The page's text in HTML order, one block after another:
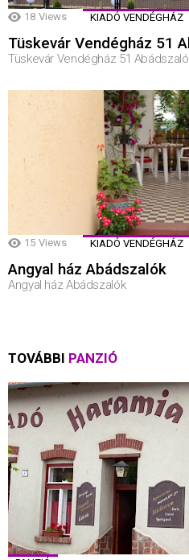
18 Views KIADÓ VENDÉGHÁZ
Tüskevár Vendégház 51
Tüskevár Vendégház 51
15 Views KIADÓ VENDÉGHÁZ
Angyal ház Abádszalók
Angyal ház Abádszalók
TOVÁBBI PANZIÓ